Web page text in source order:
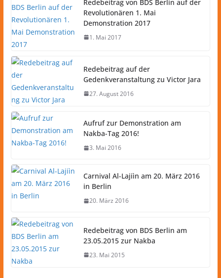
Redebeitrag von BDS Berlin auf der
Revolutionären 1. Mai
Demonstration 2017
1. Mai 2017
Redebeitrag auf der
Gedenkveranstaltung zu Victor Jara
27. August 2016
Aufruf zur Demonstration am
Nakba-Tag 2016!
3. Mai 2016
Carnival Al-Lajiìn am 20. März 2016
in Berlin
20. März 2016
Redebeitrag von BDS Berlin am
23.05.2015 zur Nakba
23. Mai 2015